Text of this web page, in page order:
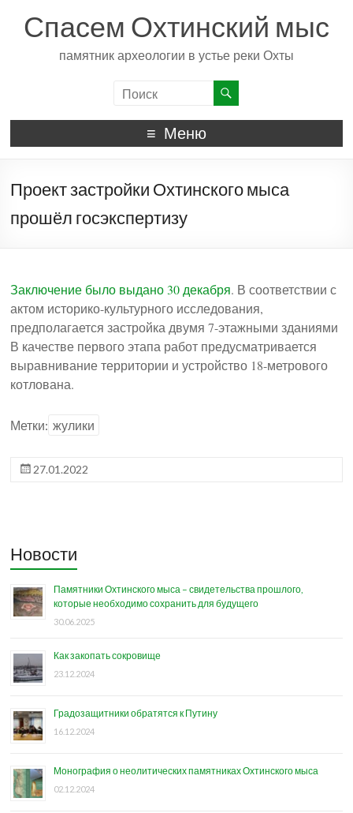
Спасем Охтинский мыс
памятник археологии в устье реки Охты
Меню
Проект застройки Охтинского мыса
прошёл госэкспертизу
Заключение было выдано 30 декабря. В соответствии с
актом историко-культурного исследования,
предполагается застройка двумя 7-этажными зданиями
В качестве первого этапа работ предусматривается
выравнивание территории и устройство 18-метрового
котлована.
Метки: жулики
27.01.2022
Новости
Памятники Охтинского мыса – свидетельства прошлого,
которые необходимо сохранить для будущего
30.06.2025
Как закопать сокровище
23.12.2024
Градозащитники обратятся к Путину
16.12.2024
Монография о неолитических памятниках Охтинского мыса
02.12.2024